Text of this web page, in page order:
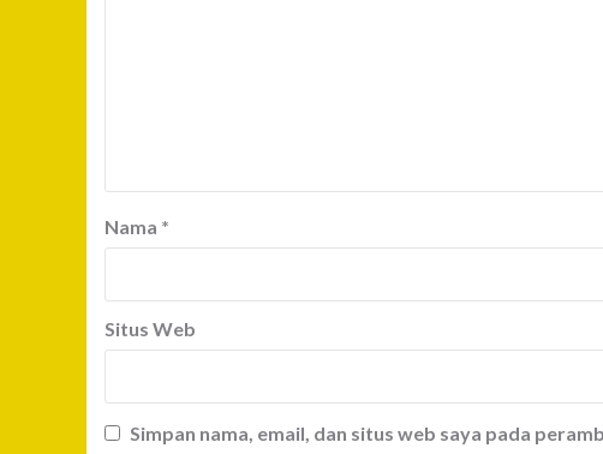
Nama *
Situs Web
Simpan nama, email, dan situs web saya pada